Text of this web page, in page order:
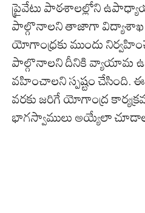
ప్రైవేటు పాఠశాలల్లోని
పాల్గొనాలని తాజాగా విద్యాశాఖ
యోగాంధ్రకు ముందు నిర్వహించే
పాల్గొనాలని దీనికి వ్యాయామ
వహించాలని స్పష్టం చేసింది.
వరకు జరిగే యోగాంద్ర
భాగస్వాములు అయ్యేలా